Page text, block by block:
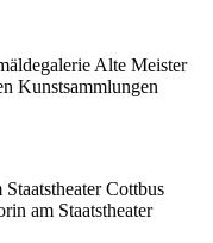
Alte Meister
Kunstsammlungen
Cottbus
am Staatstheater